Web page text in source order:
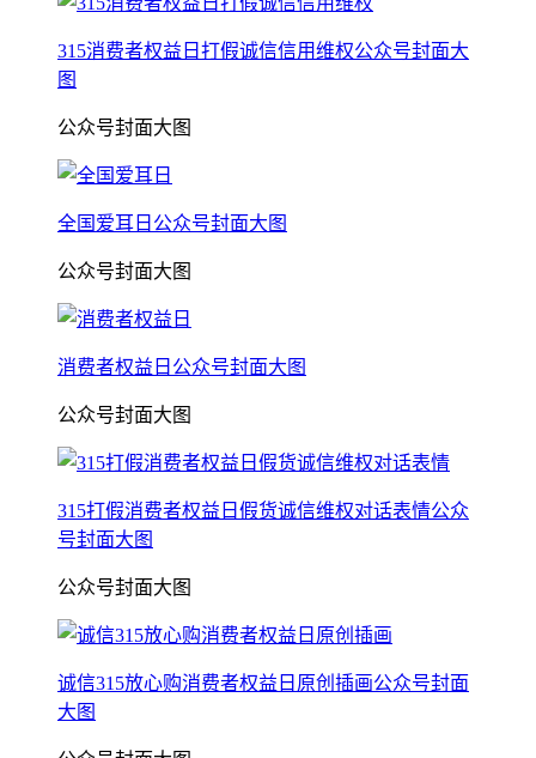
315消费者权益日打假诚信信用维权公众号封面大
图
公众号封面大图
全国爱耳日公众号封面大图
公众号封面大图
消费者权益日公众号封面大图
公众号封面大图
315打假消费者权益日假货诚信维权对话表情公众
号封面大图
公众号封面大图
诚信315放心购消费者权益日原创插画公众号封面
大图